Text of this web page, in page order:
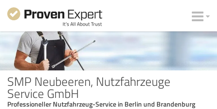
SMP Neubeeren, Nutzfahrzeuge
Service GmbH
Professioneller Nutzfahrzeug-Service in Berlin und Brandenburg